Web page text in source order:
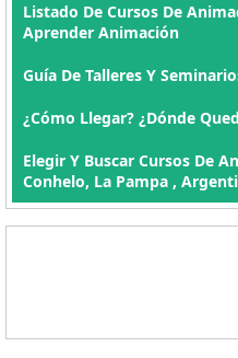
Listado De Cursos De
Aprender Animación
Guía De Talleres Y
¿Cómo Llegar? ¿Dónde
Elegir Y Buscar Cursos De
Conhelo, La Pampa ,